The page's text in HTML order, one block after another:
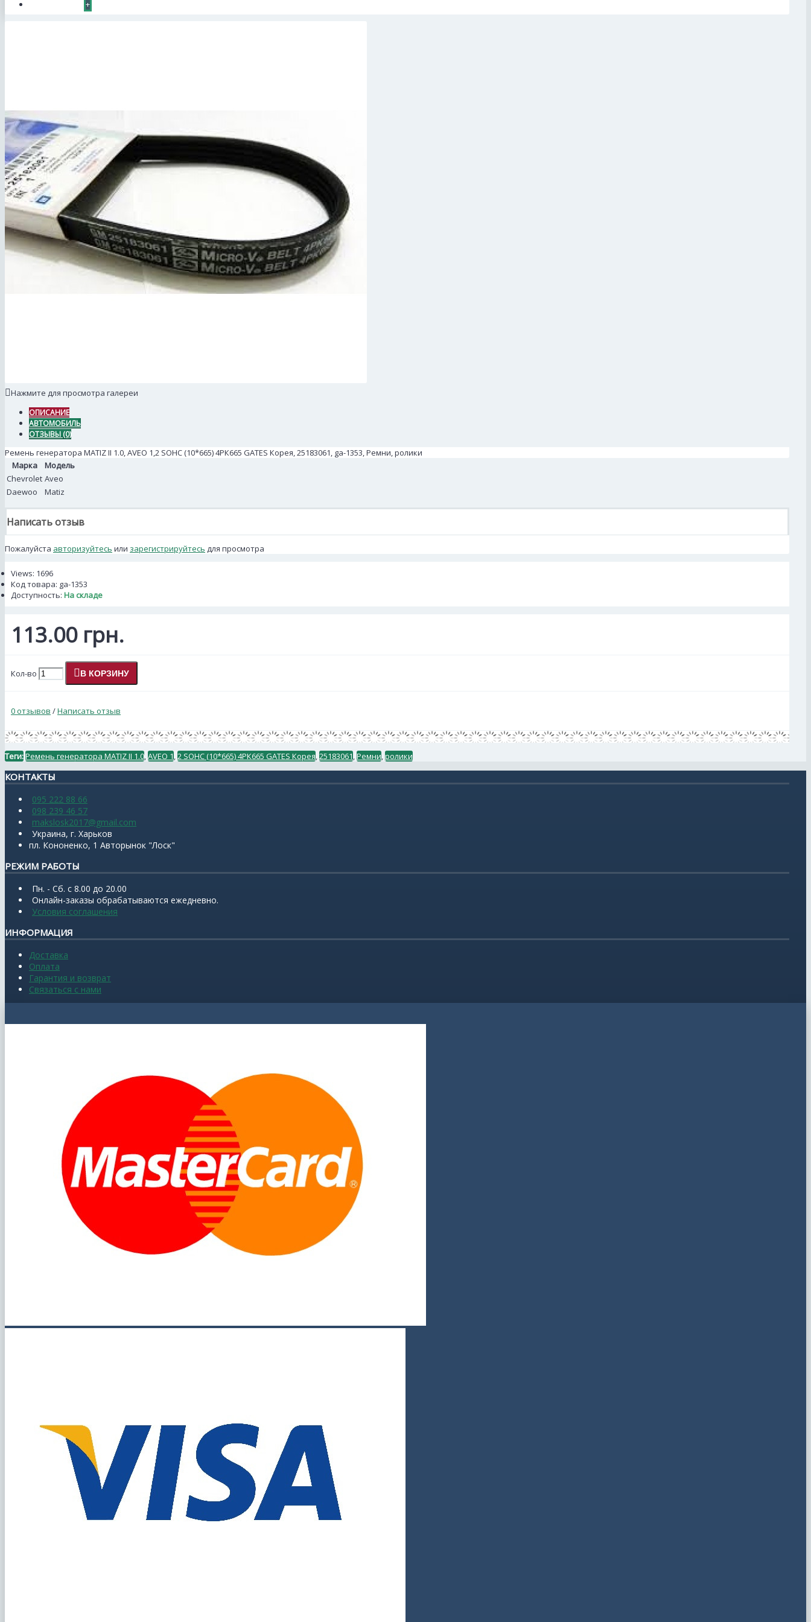
+
Нажмите для просмотра галереи
ОПИСАНИЕ
АВТОМОБИЛЬ
ОТЗЫВЫ (0)
Ремень генератора MATIZ II 1.0, AVEO 1,2 SOHC (10*665) 4РК665 GATES Корея, 25183061, ga-1353, Ремни, ролики
Марка
Модель
Chevrolet Aveo
Daewoo
Matiz
Написать отзыв
Пожалуйста авторизуйтесь или зарегистрируйтесь для просмотра
Views: 1696
Код товара: ga-1353
Доступность: На складе
113.00 грн.
Кол-во В КОРЗИНУ
0 отзывов /Написать отзыв
Теги:Ремень генератора MATIZ II 1.0,AVEO 1,2 SOHC (10*665) 4РК665 GATES Корея,25183061,Ремни,ролики
КОНТАКТЫ
095 222 88 66
098 239 46 57
makslosk2017@gmail.com
Украина, г. Харьков
пл. Кононенко, 1 Авторынок "Лоск"
РЕЖИМ РАБОТЫ
Пн. - Сб. с 8.00 до 20.00
Онлайн-заказы обрабатываются ежедневно.
Условия соглашения
ИНФОРМАЦИЯ
Доставка
Оплата
Гарантия и возврат
Связаться с нами